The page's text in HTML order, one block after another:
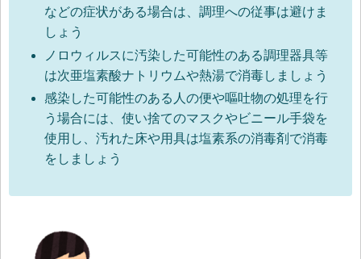
などの症状がある場合は、調理への従事は避けま
しょう
ノロウィルスに汚染した可能性のある調理器具等
は次亜塩素酸ナトリウムや熱湯で消毒しましょう
感染した可能性のある人の便や嘔吐物の処理を行
う場合には、使い捨てのマスクやビニール手袋を
使用し、汚れた床や用具は塩素系の消毒剤で消毒
をしましょう